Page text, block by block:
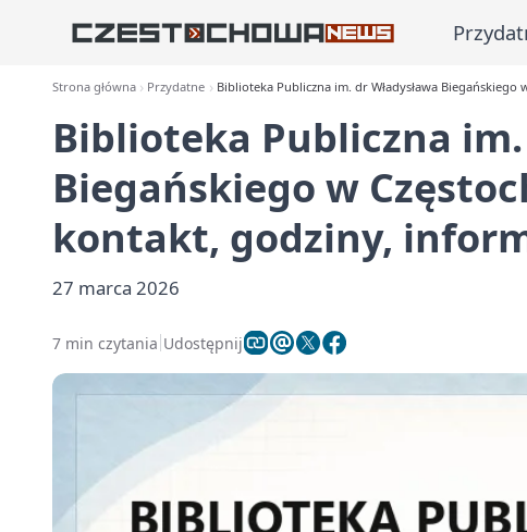
Strona główna Przydatne Biblioteka Publiczna im. dr Władysława
Biblioteka Publiczna im.
Biegańskiego w
kontakt, godziny,
27 marca 2026
7 min czytania Udostępnij